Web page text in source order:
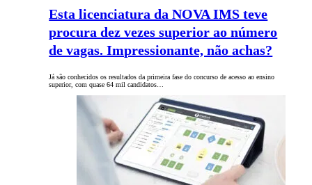
Esta licenciatura da NOVA IMS teve
procura dez vezes superior ao número
de vagas. Impressionante, não achas?
Já são conhecidos os resultados da primeira fase do concurso de acesso ao ensino
superior, com quase 64 mil candidatos…